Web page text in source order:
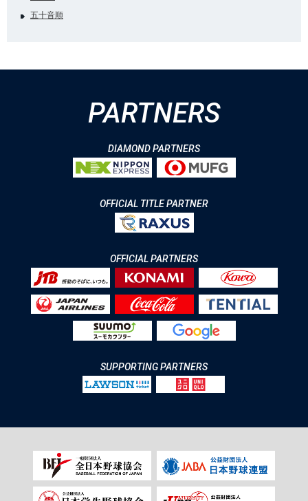
五十音順
PARTNERS
DIAMOND PARTNERS
OFFICIAL TITLE PARTNER
OFFICIAL PARTNERS
SUPPORTING PARTNERS